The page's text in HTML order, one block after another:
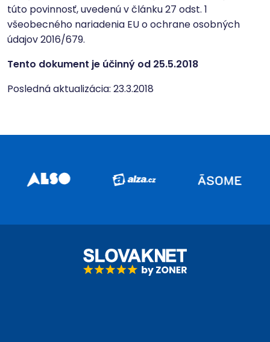
túto povinnosť, uvedenú v článku 27 odst. 1
všeobecného nariadenia EU o ochrane osobných
údajov 2016/679.
Tento dokument je účinný od 25.5.2018
Posledná aktualizácia: 23.3.2018